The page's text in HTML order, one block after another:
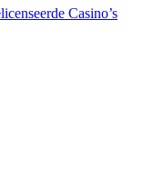
Casino’s